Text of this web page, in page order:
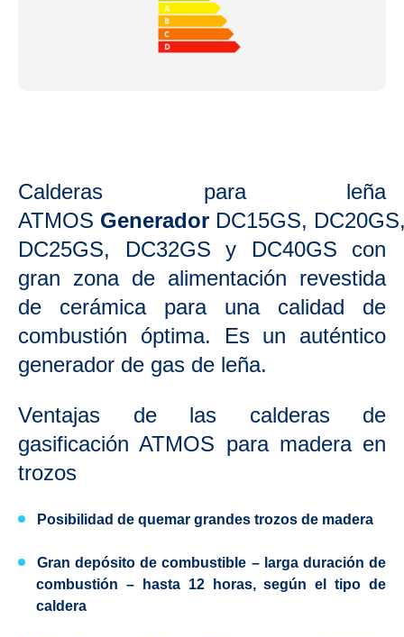
Calderas para leña
ATMOS Generador DC15GS,
DC25GS, DC32GS y DC40GS con
gran zona de alimentación revestida
de cerámica para una calidad de
combustión óptima. Es un auténtico
generador de gas de leña.
Ventajas de las calderas de
gasificación ATMOS para madera en
trozos
Posibilidad de quemar grandes trozos de madera
Gran depósito de combustible – larga duración de
combustión – hasta 12 horas, según el tipo de
caldera